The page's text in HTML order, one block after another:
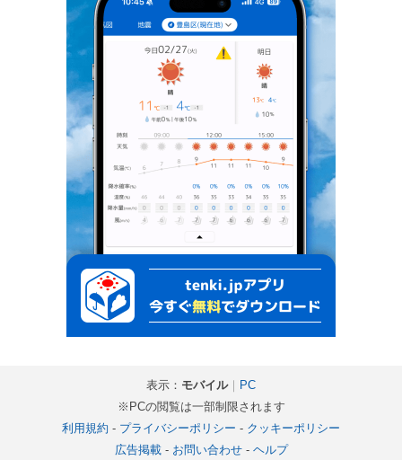
表示： モバイル｜ PC
※PCの閲覧は一部制限されます
利用規約 - プライバシーポリシー - クッキーポリシー
広告掲載- お問い合わせ- ヘルプ